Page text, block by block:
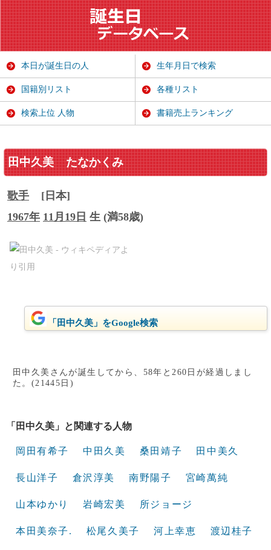
田中久美 たなかくみ
歌手
[日本]
1967年 11月19日 生 (満58歳)
「田中久美」をGoogle検索
田中久美さんが誕生してから、58年と260日が経過しまし
た。(21445日)
「田中久美」と関連する人物
岡田有希子 中田久美 桑田靖子 田中美久
長山洋子 倉沢淳美 南野陽子 宮崎萬純
山本ゆかり 岩崎宏美 所ジョージ
本田美奈子. 松尾久美子 河上幸恵 渡辺桂子
本日が誕生日の人 生年月日で検索
国籍別リスト 各種リスト
検索上位 人物 書籍売上ランキング